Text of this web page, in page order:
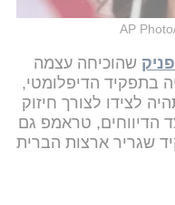
AP
שהוכיחה עצמה
בתפקיד הדיפלומטי,
לצידו לצורך חיזוק
הדיווחים, טראמפ גם
לתפקיד שגריר ארצות הברית